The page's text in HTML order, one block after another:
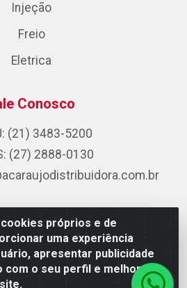
próprios e de
uma experiência
apresentar publicidade
com o seu perfil e melhorar a
Injeção
Freio
Eletrica
Conosco
(21) 3483-5200
(27) 2888-0130
- Rua Carneiro de Campos, 42 -
Janeiro/RJ - CEP 20.920-410 -
08.744.753/0003-85